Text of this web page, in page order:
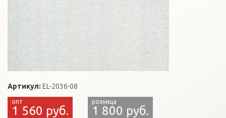
Артикул: EL-2036-08
1 560 руб. 1 800 руб.